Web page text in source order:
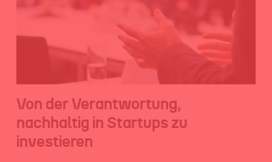
Von der Verantwortung,
nachhaltig in Startups zu
investieren